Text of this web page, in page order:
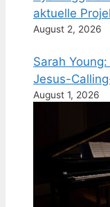
aktuelle
August 2, 2026
Sarah
Jesus-
August 1, 2026